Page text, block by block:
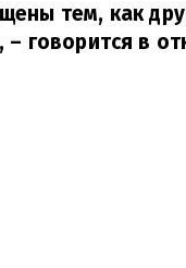
тем, как
– говорится в